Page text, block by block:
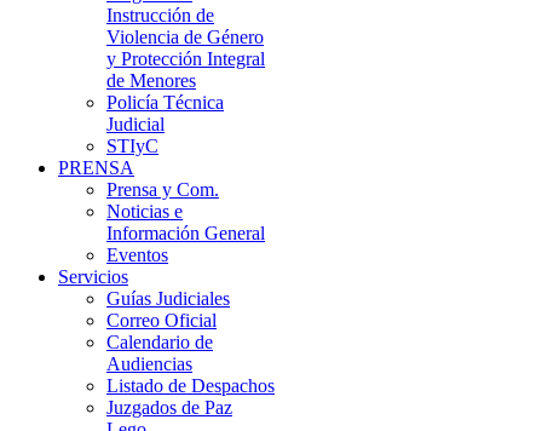
Instrucción de
Violencia de Género
y Protección Integral
de Menores
Policía Técnica
Judicial
STIyC
PRENSA
Prensa y Com.
Noticias e
Información General
Eventos
Servicios
Guías Judiciales
Correo Oficial
Calendario de
Audiencias
Listado de Despachos
Juzgados de Paz